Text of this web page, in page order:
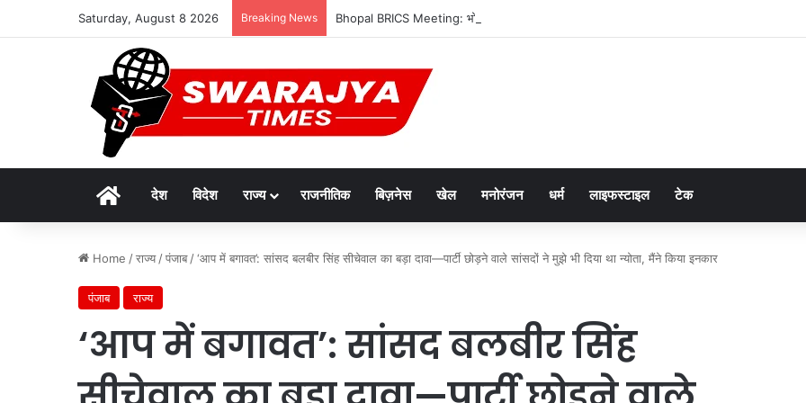
Saturday, August 8 2026 Breaking News Bhopal BRICS Meeting: भोपाल में ब्रिक्स देशों के संस्कृति मंत्रियों का महामंथन, विरासत और अर्थव्यवस्था
Homeदेश विदेश राज्य राजनीतिक बिज़नेस खेल मनोरंजन धर्म लाइफस्टाइल टेक
Home /राज्य /पंजाब /‘आप में बगावत’: सांसद बलबीर सिंह सीचेवाल का बड़ा दावा—पार्टी छोड़ने वाले सांसदों ने मुझे भी दिया था न्योता, मैंने किया इनकार
पंजाब राज्य
‘आप में बगावत’: सांसद बलबीर सिंह